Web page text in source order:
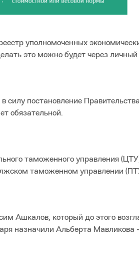
уполномоченных
Сделать это можно
силу постановление
шин
таможенного управления
в Приволжском
Ашкалов, который до этого
назначили Альберта